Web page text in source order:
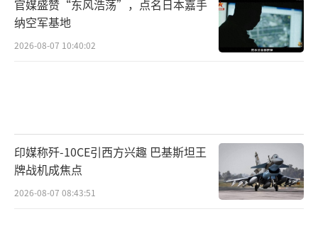
官媒盛赞“东风浩荡”，点名日本嘉手
纳空军基地
2026-08-07 10:40:02
印媒称歼-10CE引西方兴趣 巴基斯坦王
牌战机成焦点
2026-08-07 08:43:51